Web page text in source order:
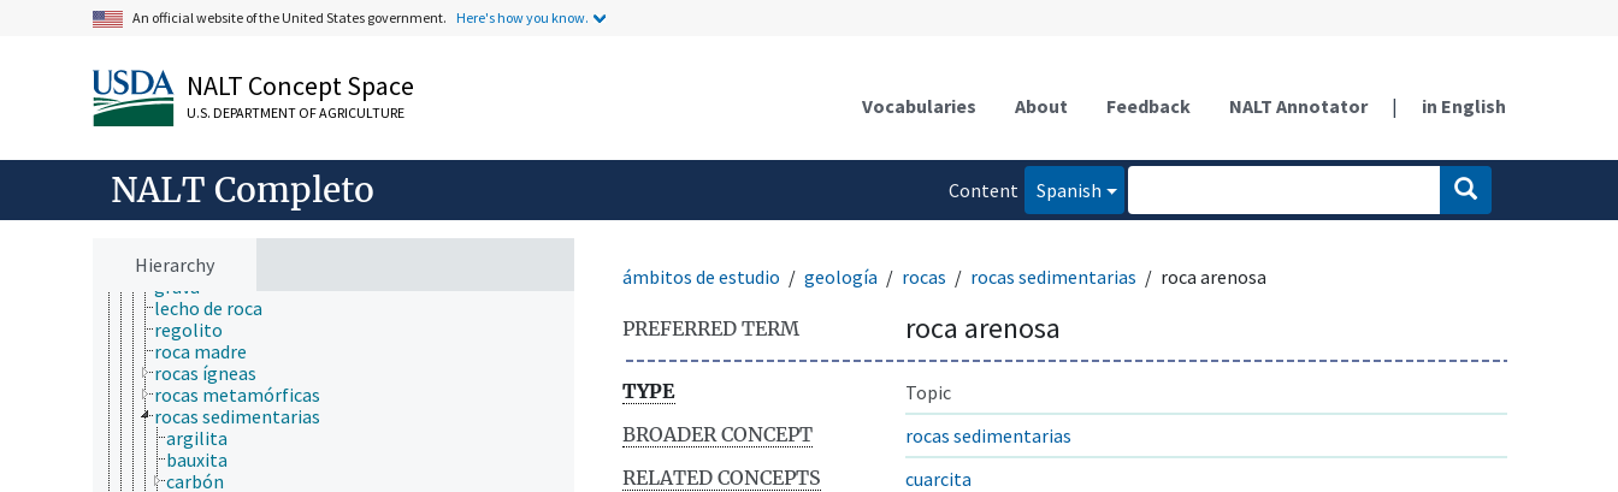
An official website of the United States government. Here's how you know.
NALT Concept Space
U.S. DEPARTMENT OF AGRICULTURE Vocabularies About Feedback NALT Annotator | in English
NALT Completo
Content
Spanish
Hierarchy
fitolitos
geofísica
geomorfología
geoquímica
glaciología
hidrogeología
litología
meteorización del suelo
mineralogía
movimiento de masas
rocas
grava
lecho de roca
regolito
roca madre
rocas ígneas
rocas metamórficas
rocas sedimentarias
argilita
bauxita
carbón
ámbitos de estudio geología rocas rocas sedimentarias roca arenosa
PREFERRED TERM roca arenosa
TYPE
Topic
BROADER CONCEPT
rocas sedimentarias
RELATED CONCEPTS
cuarcita